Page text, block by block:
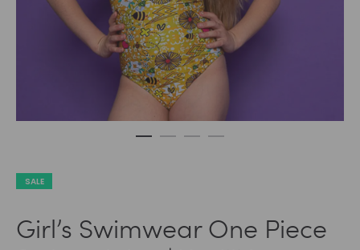
SALE
Girl’s Swimwear One Piece